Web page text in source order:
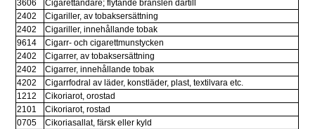
3606
Cigarettändare; flytande bränslen därtill
2402
Cigariller, av tobaksersättning
2402
Cigariller, innehållande tobak
9614
Cigarr- och cigarettmunstycken
2402
Cigarrer, av tobaksersättning
2402
Cigarrer, innehållande tobak
4202
Cigarrfodral av läder, konstläder, plast, textilvara etc.
1212
Cikoriarot, orostad
2101
Cikoriarot, rostad
0705
Cikoriasallat, färsk eller kyld